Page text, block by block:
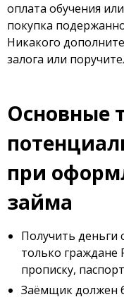
оплата обучения
покупка
Никакого
залога или
Основные
при
займа
Получить деньги
только
прописку,
Заёмщик должен